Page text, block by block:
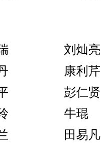
刘灿亮
康利芹
彭仁贤
牛琨
田易凡